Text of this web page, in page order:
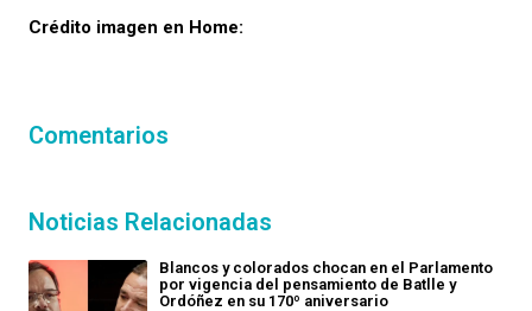
Crédito imagen en Home:
Comentarios
Noticias Relacionadas
Blancos y colorados chocan en el Parlamento
por vigencia del pensamiento de Batlle y
Ordóñez en su 170º aniversario